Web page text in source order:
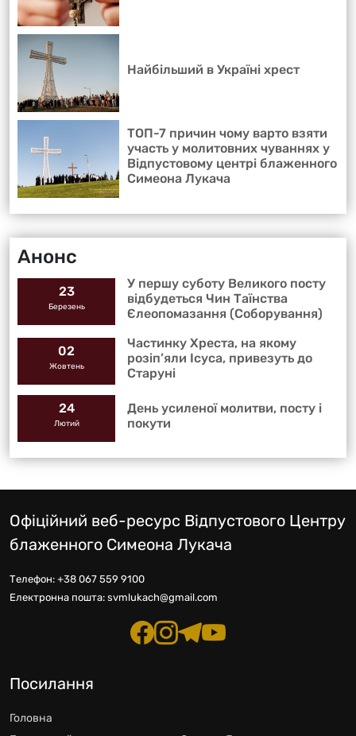
Найбільший в Україні хрест
ТОП-7 причин чому варто взяти
участь у молитовних чуваннях у
Відпустовому центрі блаженного
Симеона Лукача
Анонс
23
Березень
У першу суботу Великого посту
відбудеться Чин Таїнства
Єлеопомазання (Соборування)
02
Жовтень
Частинку Хреста, на якому
розіп’яли Ісуса, привезуть до
Старуні
24
Лютий
День усиленої молитви, посту і
покути
Офіційний веб-ресурс Відпустового Центру
блаженного Симеона Лукача
Телефон: +38 067 559 9100
Електронна пошта: svmlukach@gmail.com
Посилання
Головна